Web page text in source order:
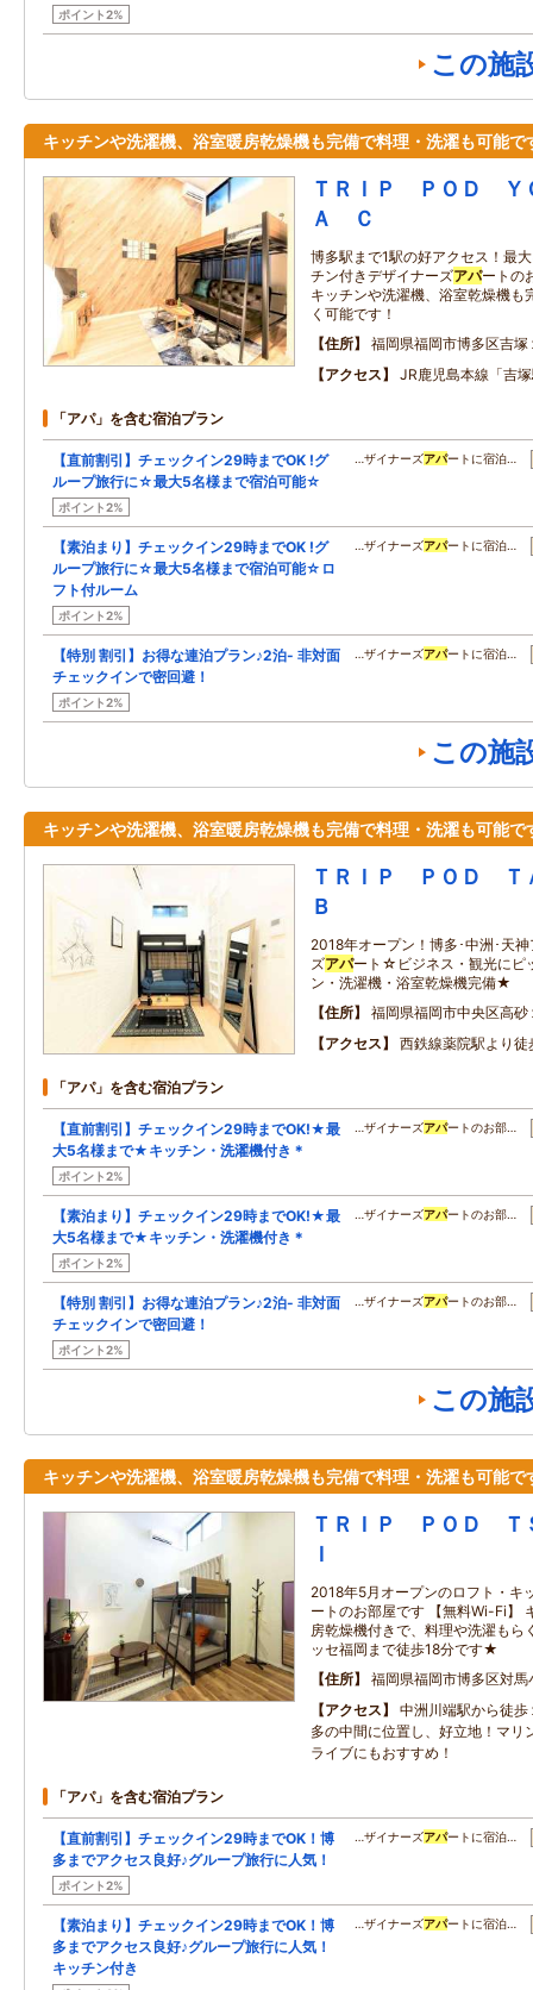
ポイント2%
この施
キッチンや洗濯機、浴室暖房乾燥機も完備で料理・洗濯も可能で
ＴＲＩＰ ＰＯＤ Ｙ
Ａ Ｃ
博多駅まで1駅の好アクセス！最
チン付きデザイナーズアパートの
キッチンや洗濯機、浴室乾燥機も
く可能です！
住所
福岡県福岡市博多区吉
アクセス
JR鹿児島本線「吉
「アパ」を含む宿泊プラン
【直前割引】チェックイン29時までOK !グ
ループ旅行に☆最大5名様まで宿泊可能☆
ポイント2%
…ザイナーズアパートに宿泊…
【素泊まり】チェックイン29時までOK !グ
ループ旅行に☆最大5名様まで宿泊可能☆ロ
フト付ルーム
ポイント2%
…ザイナーズアパートに宿泊…
【特別 割引】お得な連泊プラン♪2泊- 非対面
チェックインで密回避！
ポイント2%
…ザイナーズアパートに宿泊…
この施
キッチンや洗濯機、浴室暖房乾燥機も完備で料理・洗濯も可能で
ＴＲＩＰ ＰＯＤ Ｔ
Ｂ
2018年オープン！博多･中洲･天
ズアパート☆ビジネス・観光にピ
ン・洗濯機・浴室乾燥機完備★
住所
福岡県福岡市中央区高
アクセス
西鉄線薬院駅より徒
「アパ」を含む宿泊プラン
【直前割引】チェックイン29時までOK!★最
大5名様まで★キッチン・洗濯機付き＊
ポイント2%
…ザイナーズアパートのお部…
【素泊まり】チェックイン29時までOK!★最
大5名様まで★キッチン・洗濯機付き＊
ポイント2%
…ザイナーズアパートのお部…
【特別 割引】お得な連泊プラン♪2泊- 非対面
チェックインで密回避！
ポイント2%
…ザイナーズアパートのお部…
この施
キッチンや洗濯機、浴室暖房乾燥機も完備で料理・洗濯も可能で
ＴＲＩＰ ＰＯＤ Ｔ
Ｉ
2018年5月オープンのロフト・キ
ートのお部屋です 【無料Wi-Fi】
房乾燥機付きで、料理や洗濯も
ッセ福岡まで徒歩18分です★
住所
福岡県福岡市博多区対
アクセス
中洲川端駅から徒
多の中間に位置し、好立地！マリ
ライブにもおすすめ！
「アパ」を含む宿泊プラン
【直前割引】チェックイン29時までOK！博
多までアクセス良好♪グループ旅行に人気！
ポイント2%
…ザイナーズアパートに宿泊…
【素泊まり】チェックイン29時までOK！博
多までアクセス良好♪グループ旅行に人気！
キッチン付き
…ザイナーズアパートに宿泊…